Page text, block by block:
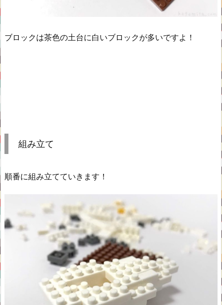
ブロックは茶色の土台に白いブロックが多いですよ！
組み立て
順番に組み立てていきます！